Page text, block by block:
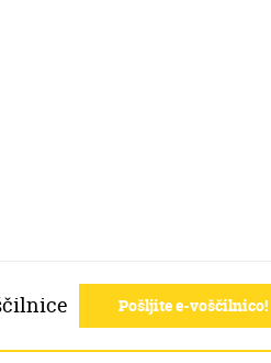
Pošljite e-voščilnico!